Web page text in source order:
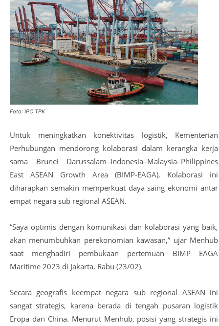
Foto: IPC TPK
Untuk meningkatkan konektivitas logistik, Kementerian
Perhubungan mendorong kolaborasi dalam kerangka kerja
sama Brunei Darussalam–Indonesia–Malaysia–Philippines
East ASEAN Growth Area (BIMP-EAGA). Kolaborasi ini
diharapkan semakin memperkuat daya saing ekonomi antar
empat negara sub regional ASEAN.
“Saya optimis dengan komunikasi dan kolaborasi yang baik,
akan menumbuhkan perekonomian kawasan,” ujar Menhub
saat menghadiri pembukaan pertemuan BIMP EAGA
Maritime 2023 di Jakarta, Rabu (23/02).
Secara geografis keempat negara sub regional ASEAN ini
sangat strategis, karena berada di tengah pusaran logistik
Eropa dan China. Menurut Menhub, posisi yang strategis ini